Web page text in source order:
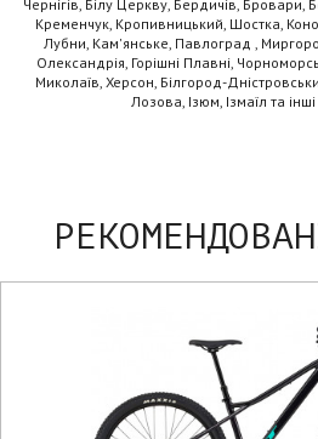
Чернігів, Білу Церкву, Бердичів, Бровари,
Кременчук, Кропивницький, Шостка,
Лубни, Кам'янське, Павлоград ,
Олександрія, Горішні Плавні,
Миколаїв, Херсон, Білгород-
Лозова, Ізюм, Ізмаїл та